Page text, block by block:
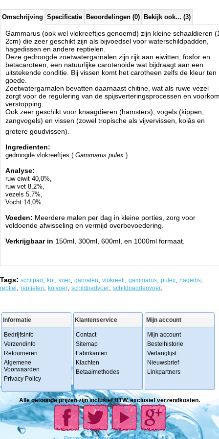
Omschrijving Specificatie Beoordelingen (0) Bekijk ook... (3)
Gammarus (ook wel vlokreeftjes genoemd) zijn kleine schaaldieren
2cm) die zeer geschikt zijn als bijvoedsel voor waterschildpadden,
hagedissen en andere reptielen.
Deze gedroogde zoetwatergarnalen zijn rijk aan eiwitten, fosfor en
betacaroteen, een natuurlijke carotenoide wat bijdraagt aan een
uitstekende conditie. Bij vissen komt het carotheen zelfs de kleur ten
goede.
Zoetwatergarnalen bevatten daarnaast chitine, wat als ruwe vezel
zorgt voor de regulering van de spijsverteringsprocessen en
verstopping.
Ook zeer geschikt voor knaagdieren (hamsters), vogels (kippen,
zangvogels) en vissen (zowel tropische als vijvervissen, koiâs en
grotere goudvissen).
Ingredienten:
gedroogde vlokreeftjes ( Gammarus pulex ) .
Analyse:
ruw eiwit 40,0%,
ruw vet 8,2%,
vezels 5,7%,
Vocht 14,0%.
Voeden: Meerdere malen per dag in kleine porties, zorg voor
voldoende afwisseling en vermijd overbevoedering.
Verkrijgbaar in 150ml, 300ml, 600ml, en 1000ml formaat.
Tags: schilpad koi voer garnalen vlokreeft gammarus pulex hagedis
reptiel reptielen koivoer schildpadvoer schildpaddenvoer
Informatie
Bedrijfsinfo
Verzendinfo
Retourneren
Algemene
Voorwaarden
Privacy Policy
Klantenservice
Contact
Sitemap
Fabrikanten
Klachten
Betaalmethodes
Mijn account
Mijn account
Bestelhistorie
Verlanglijst
Nieuwsbrief
Linkpartners
Alle getoonde prijzen zijn inclusief BTW, exclusief verzendkosten.